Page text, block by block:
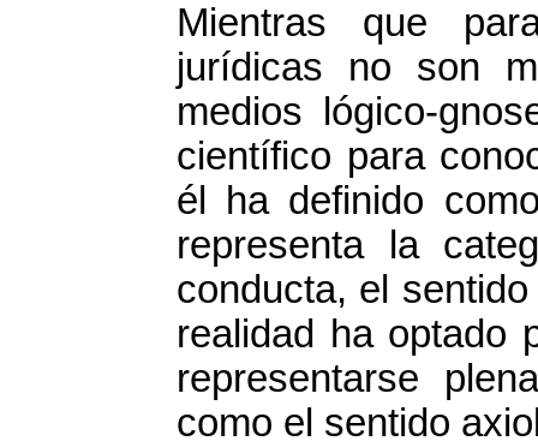
Mientras que
jurídicas no son
medios lógico-
científico para
él ha definido
representa la
conducta, el
realidad ha optado
representarse
como el sentido